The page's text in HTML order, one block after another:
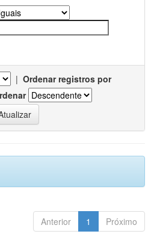
| Ordenar registros por
Anterior 1 Próximo